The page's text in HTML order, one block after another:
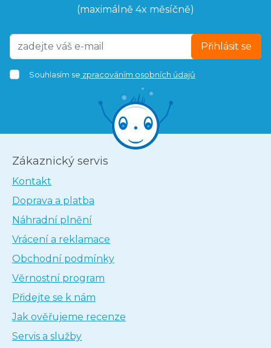
(maximálně 4x měsíčně)
Přihlásit se
Souhlasím se zpracováním osobních údajů
Zákaznický servis
Kontakt
Doprava a platba
Náhradní plnění
Vrácení a reklamace
Obchodní podmínky
Věrnostní program
Přidejte se k nám
Jak ověřujeme recenze
Servis a služby